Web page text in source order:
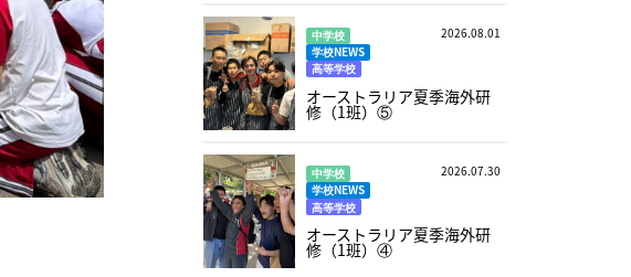
中学校
学校NEWS
高等学校
2026.08.01
オーストラリア夏季海外研
修（1班）⑤
中学校
学校NEWS
高等学校
2026.07.30
オーストラリア夏季海外研
修（1班）④